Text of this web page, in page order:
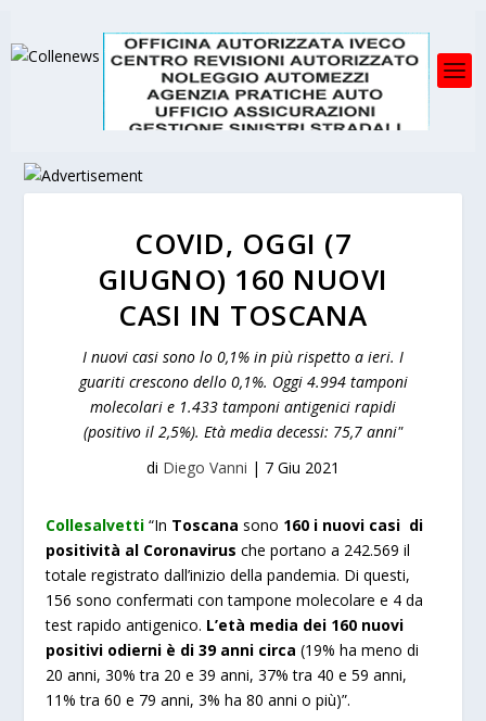
COVID, OGGI (7
GIUGNO) 160 NUOVI
CASI IN TOSCANA
I nuovi casi sono lo 0,1% in più rispetto a ieri. I
guariti crescono dello 0,1%. Oggi 4.994 tamponi
molecolari e 1.433 tamponi antigenici rapidi
(positivo il 2,5%). Età media decessi: 75,7 anni"
di Diego Vanni | 7 Giu 2021
Collesalvetti“In Toscana sono 160 i nuovi casi di
positività al Coronavirus che portano a 242.569 il
totale registrato dall’inizio della pandemia. Di questi,
156 sono confermati con tampone molecolare e 4 da
test rapido antigenico. L’età media dei 160 nuovi
positivi odierni è di 39 anni circa (19% ha meno di
20 anni, 30% tra 20 e 39 anni, 37% tra 40 e 59 anni,
11% tra 60 e 79 anni, 3% ha 80 anni o più)”.